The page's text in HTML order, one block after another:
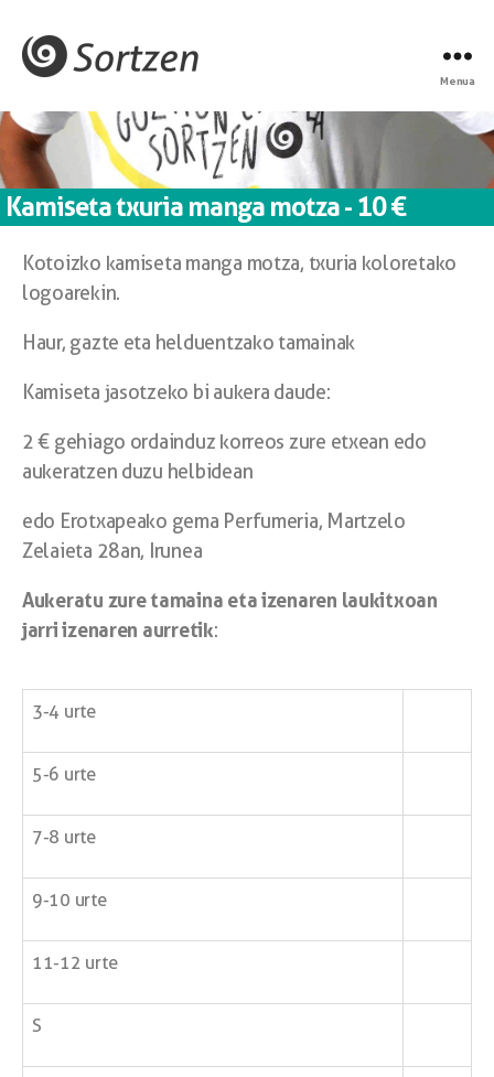
Menua
Kamiseta txuria manga motza - 10 €
Kotoizko kamiseta manga motza, txuria koloretako
logoarekin.
Haur, gazte eta helduentzako tamainak
Kamiseta jasotzeko bi aukera daude:
2 € gehiago ordainduz korreos zure etxean edo
aukeratzen duzu helbidean
edo Erotxapeako gema Perfumeria, Martzelo
Zelaieta 28an, Irunea
Aukeratu zure tamaina eta izenaren laukitxoan
jarri izenaren aurretik:
3-4 urte
5-6 urte
7-8 urte
9-10 urte
11-12 urte
S